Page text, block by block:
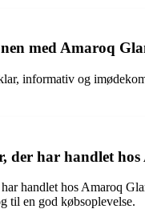
med Amaroq
informativ og
der har handlet
handlet hos Amaroq
til en god købsoplevelse.